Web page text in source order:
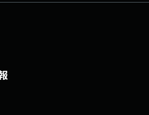
思議な国＝”Gloaming Nation” 最高の音楽愛
最新情報や制作の様子、2人のルーツとなった
】 交通情報をお知らせしま
Information 】 天気予報をお知らせ
www.fmnagano.co.jp/magichour/ Xハッシ